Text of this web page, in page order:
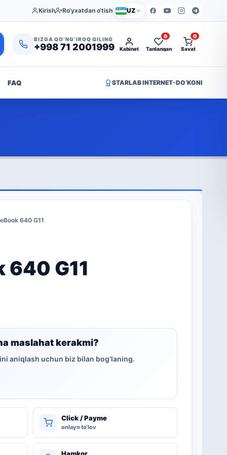
Kirish Ro‘yxatdan o‘tish UZ
BIZGA QO‘NG‘IROQ QILING
+998 71 2001999 Kabinet Tanlangan
0
Savat
0
FAQ STARLAB INTERNET-DO‘KONI
640 G11
640 G11
maslahat kerakmi?
aniqlash uchun biz bilan bog‘laning.
Click / Payme
onlayn to‘lov